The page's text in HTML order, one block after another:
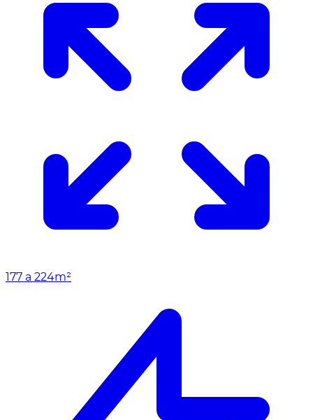
177 a 224m²